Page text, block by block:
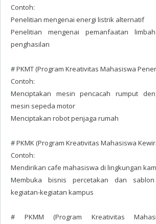
Contoh:
Penelitian mengenai energi listrik alternatif
Penelitian mengenai pemanfaatan
penghasilan
# PKMT (Program Kreativitas Mahasiswa
Contoh:
Menciptakan mesin pencacah rumput
mesin sepeda motor
Menciptakan robot penjaga rumah
# PKMK (Program Kreativitas Mahasiswa
Contoh:
Mendirikan cafe mahasiswa di lingkungan
Membuka bisnis percetakan dan
kegiatan-kegiatan kampus
# PKMM (Program Kreativitas